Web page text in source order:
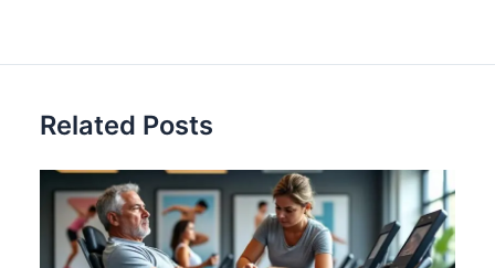
Related Posts